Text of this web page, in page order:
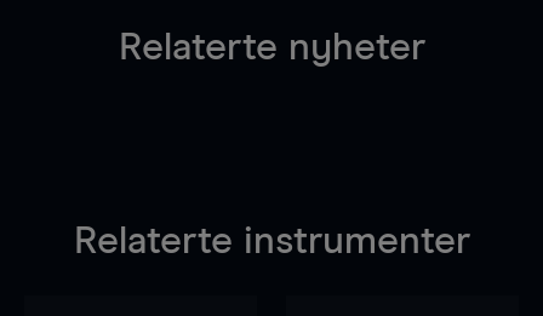
Relaterte nyheter
Relaterte instrumenter